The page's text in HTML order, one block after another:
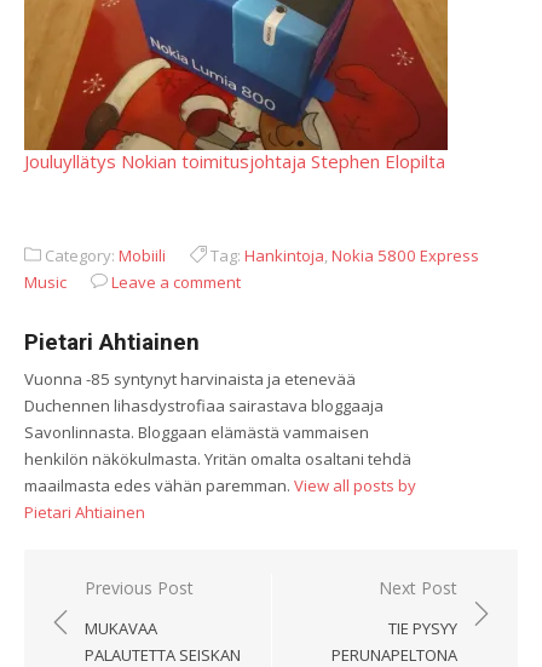
Jouluyllätys Nokian toimitusjohtaja Stephen Elopilta
Category: Mobiili Tag: Hankintoja,Nokia 5800 Express
Music
Leave a comment
Pietari Ahtiainen
Vuonna -85 syntynyt harvinaista ja etenevää
Duchennen lihasdystrofiaa sairastava bloggaaja
Savonlinnasta. Bloggaan elämästä vammaisen
henkilön näkökulmasta. Yritän omalta osaltani tehdä
maailmasta edes vähän paremman. View all posts by
Pietari Ahtiainen
Artikkelien
selaus
Previous Post
MUKAVAA
PALAUTETTA SEISKAN
Next Post
TIE PYSYY
PERUNAPELTONA